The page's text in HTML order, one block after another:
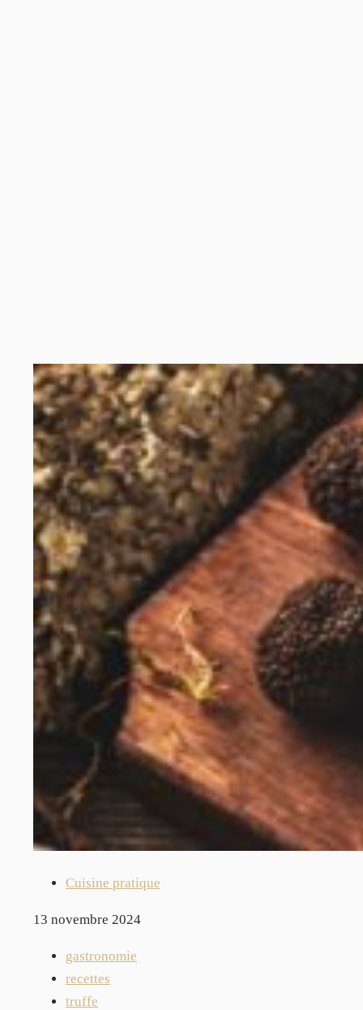
Cuisine pratique
13 novembre 2024
gastronomie
recettes
truffe